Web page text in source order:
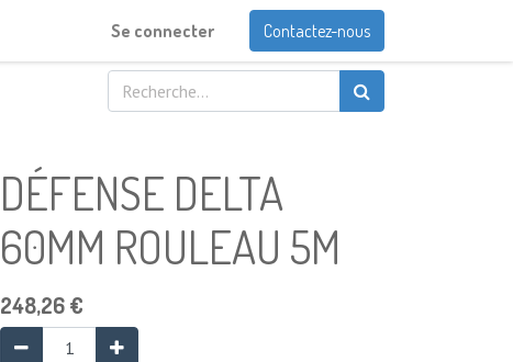
Se connecter Contactez-nous
DÉFENSE DELTA
60MM ROULEAU 5M
248,26€